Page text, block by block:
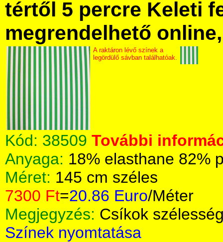
tértől 5 percre Keleti
megrendelhető
A raktáron lévő színek a
legördülő sávban találhatóak.
Kód: 38509 További
Anyaga: 18% elasthane 82%
Méret: 145 cm széles
7300 Ft=20.86 Euro/Méter
Megjegyzés: Csíkok
Színek nyomtatása